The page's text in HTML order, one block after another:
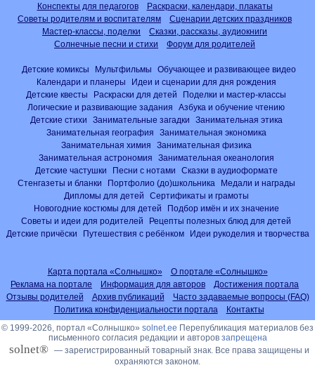
Конспекты для педагогов
Раскраски, календари, плакаты
Советы родителям и воспитателям
Сценарии детских праздников
Мастер-классы, поделки
Сказки, рассказы, аудиокниги
Солнечные песни и стихи
Форум для родителей
Детские комиксы Мультфильмы
Обучающее и развивающее видео
Календари и планеры
Идеи и сценарии для дня рождения
Детские квесты
Раскраски для детей
Поделки и мастер-классы
Логические и развивающие задания
Азбука и обучение чтению
Детские стихи
Занимательные загадки
Занимательная этика
Занимательная география
Занимательная экономика
Занимательная химия
Занимательная физика
Занимательная астрономия
Занимательная океанология
Детские частушки
Песни с нотами
Сказки в аудиоформате
Стенгазеты и бланки
Портфолио (до)школьника
Медали и награды
Дипломы для детей
Сертификаты и грамоты
Новогодние костюмы для детей
Подбор имён и их значение
Советы и идеи для родителей
Рецепты полезных блюд для детей
Детские причёски
Путешествия с ребёнком Идеи рукоделия и творчества
Карта портала «Солнышко»
О портале «Солнышко»
Реклама на портале
Информация для авторов
Достижения портала
Отзывы родителей
Архив публикаций
Часто задаваемые вопросы (FAQ)
Политика конфиденциальности портала
Контакты
© 1999-2026, портал «Солнышко» solnet.ee Перепубликация материалов без
письменного согласия редакции и авторов запрещена
solnet® — зарегистрированный товарный знак. Все права защищены и
охраняются законом.